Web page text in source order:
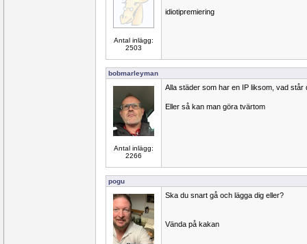
Antal inlägg:
2503
idiotipremiering
bobmarleyman
Antal inlägg:
2266
Alla städer som har en IP liksom, vad står
Eller så kan man göra tvärtom
pogu
Ska du snart gå och lägga dig eller?
Vända på kakan